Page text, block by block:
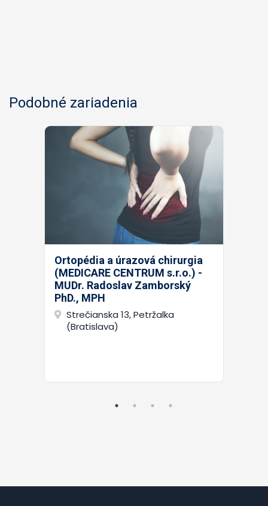
Podobné zariadenia
Ortopédia a úrazová chirurgia
(MEDICARE CENTRUM s.r.o.) -
MUDr. Radoslav Zamborský
PhD., MPH
Strečianska 13, Petržalka
(Bratislava)